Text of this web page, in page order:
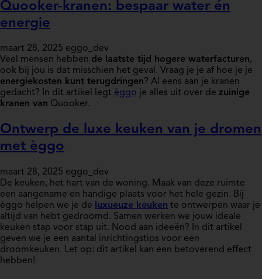
Quooker-kranen: bespaar water én
energie
maart 28, 2025 eggo_dev
Veel mensen hebben de laatste tijd hogere waterfacturen,
ook bij jou is dat misschien het geval. Vraag je je af hoe je je
energiekosten kunt terugdringen? Al eens aan je kranen
gedacht? In dit artikel legt èggo je alles uit over de zuinige
kranen van Quooker.
Ontwerp de luxe keuken van je dromen
met èggo
maart 28, 2025 eggo_dev
De keuken, het hart van de woning. Maak van deze ruimte
een aangename en handige plaats voor het hele gezin. Bij
èggo helpen we je de luxueuze keuken te ontwerpen waar je
altijd van hebt gedroomd. Samen werken we jouw ideale
keuken stap voor stap uit. Nood aan ideeën? In dit artikel
geven we je een aantal inrichtingstips voor een
droomkeuken. Let op: dit artikel kan een betoverend effect
hebben!